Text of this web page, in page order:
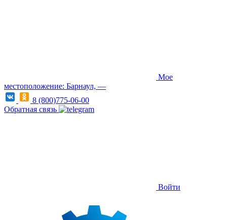
Мое
местоположение: Барнаул, —
8 (800)775-06-00
Обратная связь
Войти